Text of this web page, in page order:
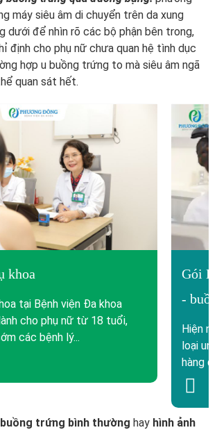
máy siêu âm di chuyển trên da xung
dưới để nhìn rõ các bộ phận bên trong,
định cho phụ nữ chưa quan hệ tình dục
hợp u buồng trứng to mà siêu âm ngã
quan sát hết.
khoa
tại Bệnh viện Đa khoa
cho phụ nữ từ 18 tuổi,
các bệnh lý...
Gói
-
Hiện
loại
hàng
trứng bình thường hay hình ảnh